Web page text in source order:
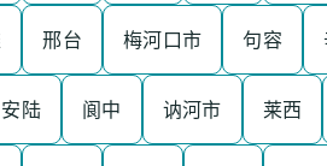
邢台 梅河口市 句容
安陆 阆中 讷河市 莱西